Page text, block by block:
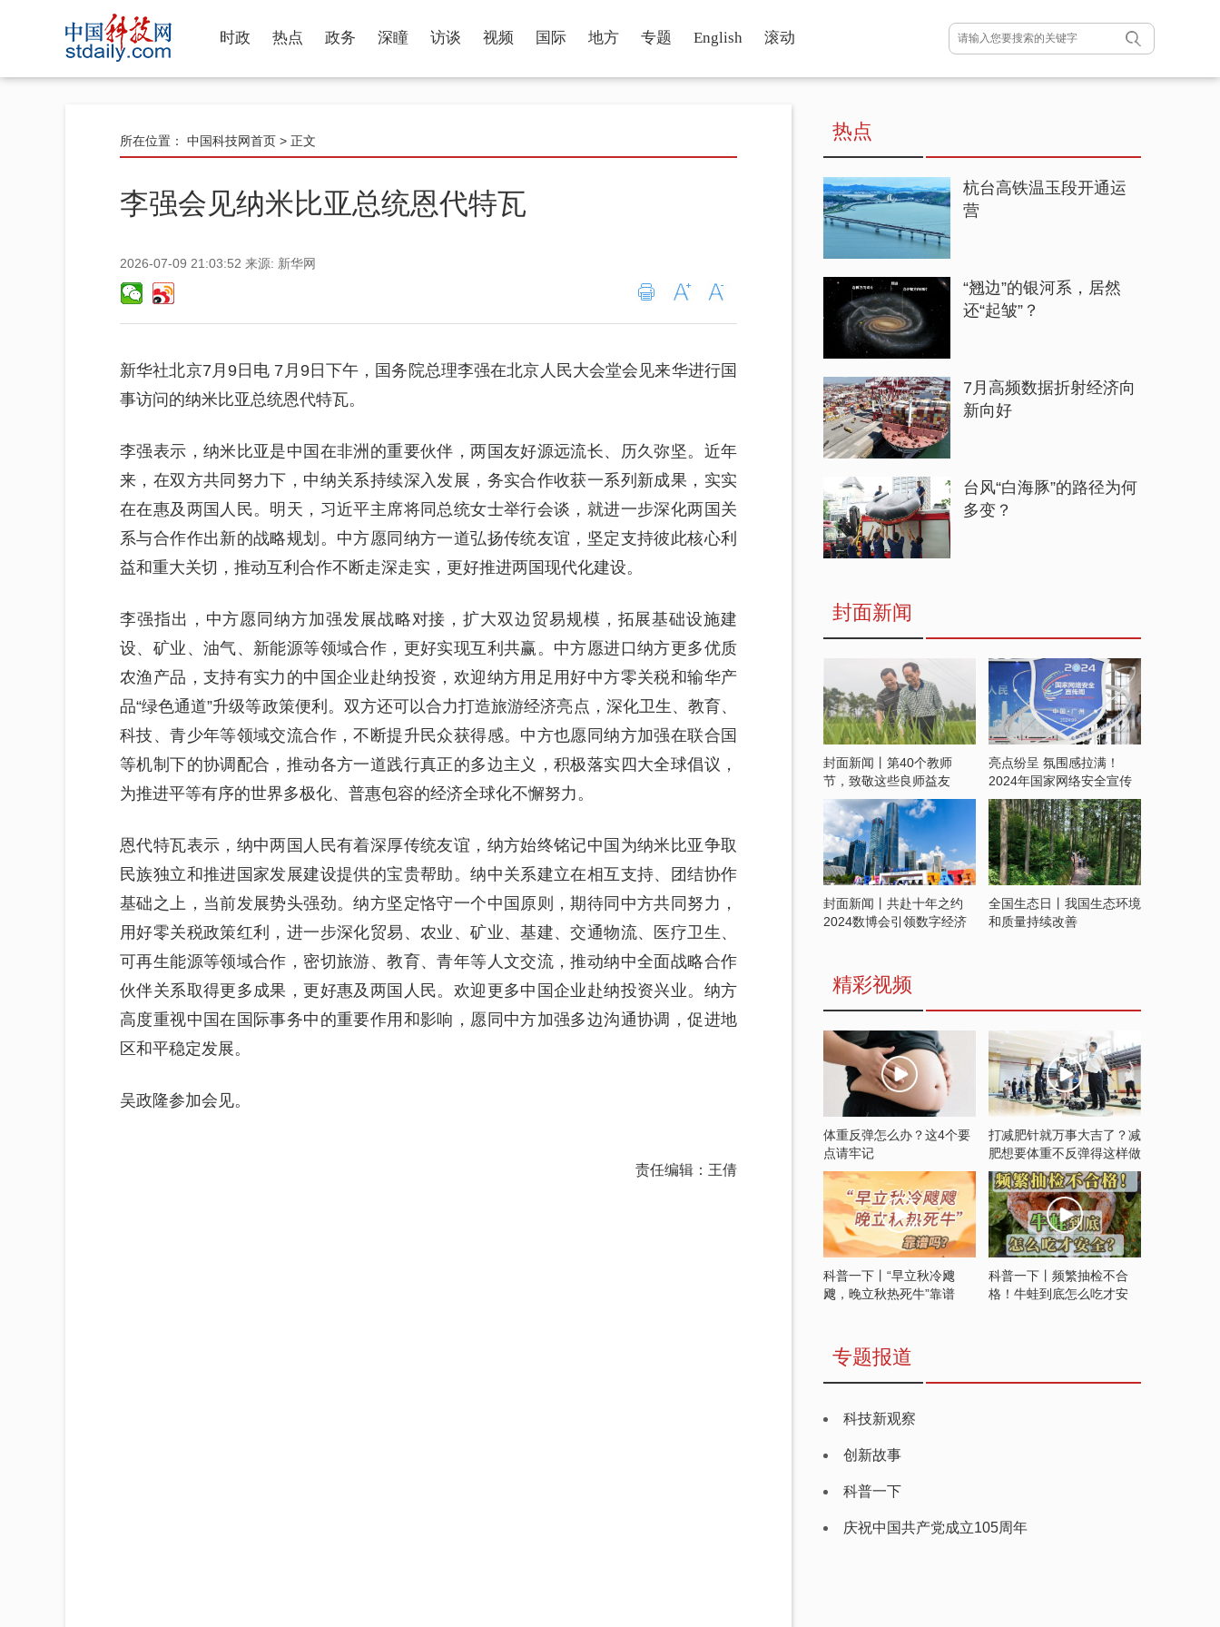
时政 热点 政务 深瞳 访谈 视频 国际 地方 专题 English 滚动
所在位置： 中国科技网首页 > 正文
李强会见纳米比亚总统恩代特瓦
2026-07-09 21:03:52 来源: 新华网
新华社北京7月9日电 7月9日下午，国务院总理李强在北京人民大会堂会见来华进行国
事访问的纳米比亚总统恩代特瓦。
李强表示，纳米比亚是中国在非洲的重要伙伴，两国友好源远流长、历久弥坚。近年
来，在双方共同努力下，中纳关系持续深入发展，务实合作收获一系列新成果，实实
在在惠及两国人民。明天，习近平主席将同总统女士举行会谈，就进一步深化两国关
系与合作作出新的战略规划。中方愿同纳方一道弘扬传统友谊，坚定支持彼此核心利
益和重大关切，推动互利合作不断走深走实，更好推进两国现代化建设。
李强指出，中方愿同纳方加强发展战略对接，扩大双边贸易规模，拓展基础设施建
设、矿业、油气、新能源等领域合作，更好实现互利共赢。中方愿进口纳方更多优质
农渔产品，支持有实力的中国企业赴纳投资，欢迎纳方用足用好中方零关税和输华产
品“绿色通道”升级等政策便利。双方还可以合力打造旅游经济亮点，深化卫生、教育、
科技、青少年等领域交流合作，不断提升民众获得感。中方也愿同纳方加强在联合国
等机制下的协调配合，推动各方一道践行真正的多边主义，积极落实四大全球倡议，
为推进平等有序的世界多极化、普惠包容的经济全球化不懈努力。
恩代特瓦表示，纳中两国人民有着深厚传统友谊，纳方始终铭记中国为纳米比亚争取
民族独立和推进国家发展建设提供的宝贵帮助。纳中关系建立在相互支持、团结协作
基础之上，当前发展势头强劲。纳方坚定恪守一个中国原则，期待同中方共同努力，
用好零关税政策红利，进一步深化贸易、农业、矿业、基建、交通物流、医疗卫生、
可再生能源等领域合作，密切旅游、教育、青年等人文交流，推动纳中全面战略合作
伙伴关系取得更多成果，更好惠及两国人民。欢迎更多中国企业赴纳投资兴业。纳方
高度重视中国在国际事务中的重要作用和影响，愿同中方加强多边沟通协调，促进地
区和平稳定发展。
吴政隆参加会见。
责任编辑：王倩
热点
杭台高铁温玉段开通运
营
“翘边”的银河系，居然
还“起皱”？
7月高频数据折射经济向
新向好
台风“白海豚”的路径为何
多变？
封面新闻
封面新闻丨第40个教师
节，致敬这些良师益友
亮点纷呈 氛围感拉满！
2024年国家网络安全宣传
周开启
封面新闻丨共赴十年之约
2024数博会引领数字经济
全国生态日丨我国生态环境
和质量持续改善
精彩视频
体重反弹怎么办？这4个要
点请牢记
打减肥针就万事大吉了？减
肥想要体重不反弹得这样做
科普一下丨“早立秋冷飕
飕，晚立秋热死牛”靠谱
科普一下丨频繁抽检不合
格！牛蛙到底怎么吃才安
专题报道
科技新观察
创新故事
科普一下
庆祝中国共产党成立105周年